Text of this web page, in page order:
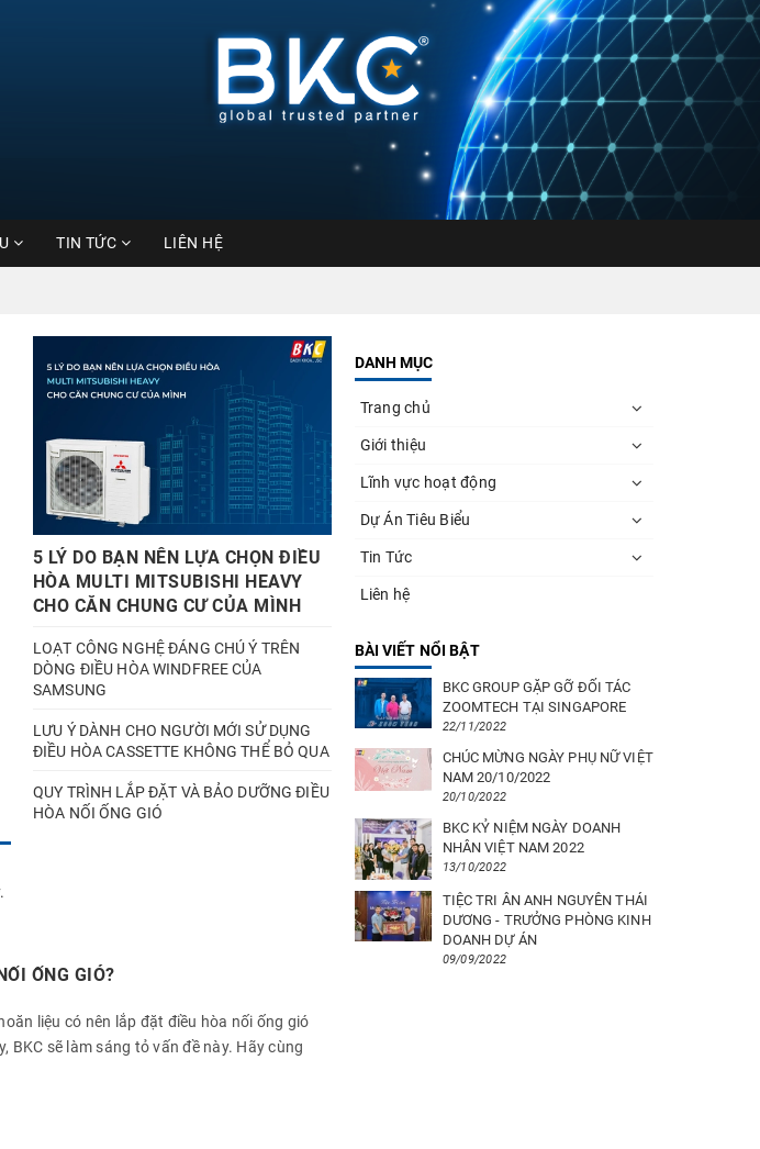
TIN TỨC LIÊN HỆ
5 LÝ DO BẠN NÊN LỰA CHỌN ĐIỀU
HÒA MULTI MITSUBISHI HEAVY
CHO CĂN CHUNG CƯ CỦA MÌNH
LOẠT CÔNG NGHỆ ĐÁNG CHÚ Ý TRÊN
DÒNG ĐIỀU HÒA WINDFREE CỦA
SAMSUNG
LƯU Ý DÀNH CHO NGƯỜI MỚI SỬ DỤNG
ĐIỀU HÒA CASSETTE KHÔNG THỂ BỎ QUA
QUY TRÌNH LẮP ĐẶT VÀ BẢO DƯỠNG ĐIỀU
HÒA NỐI ỐNG GIÓ
ỐNG GIÓ?
liệu có nên lắp đặt điều hòa nối ống gió
sẽ làm sáng tỏ vấn đề này. Hãy cùng
DANH MỤC
Trang chủ
Giới thiệu
Lĩnh vực hoạt động
Dự Án Tiêu Biểu
Tin Tức
Liên hệ
BÀI VIẾT NỔI BẬT
BKC GROUP GẶP GỠ ĐỐI TÁC
ZOOMTECH TẠI SINGAPORE
22/11/2022
CHÚC MỪNG NGÀY PHỤ NỮ VIỆT
NAM 20/10/2022
20/10/2022
BKC KỶ NIỆM NGÀY DOANH
NHÂN VIỆT NAM 2022
13/10/2022
TIỆC TRI ÂN ANH NGUYÊN THÁI
DƯƠNG - TRƯỞNG PHÒNG KINH
DOANH DỰ ÁN
09/09/2022